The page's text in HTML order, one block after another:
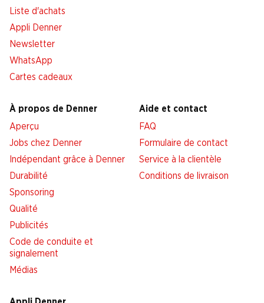
Liste d'achats
Appli Denner
Newsletter
WhatsApp
Cartes cadeaux
À propos de Denner
Aperçu
Jobs chez Denner
Indépendant grâce à Denner
Durabilité
Sponsoring
Qualité
Publicités
Code de conduite et
signalement
Médias
Aide et contact
FAQ
Formulaire de contact
Service à la clientèle
Conditions de livraison